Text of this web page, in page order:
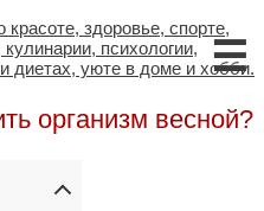
☰
организм весной?